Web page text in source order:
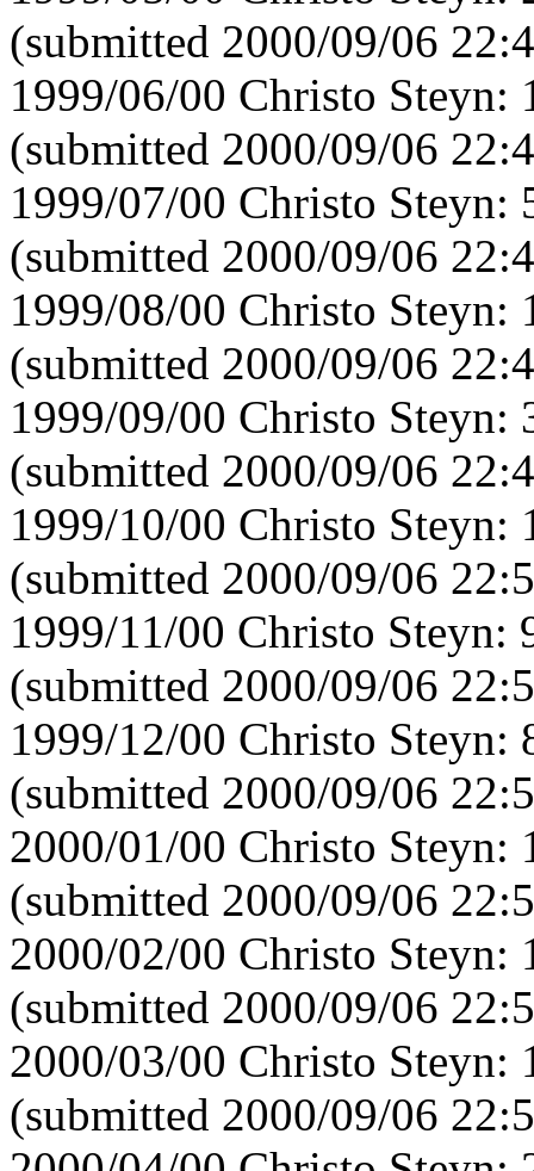
(submitted 2000/09/06
1999/06/00 Christo Steyn:
(submitted 2000/09/06
1999/07/00 Christo Steyn:
(submitted 2000/09/06
1999/08/00 Christo Steyn:
(submitted 2000/09/06
1999/09/00 Christo Steyn:
(submitted 2000/09/06
1999/10/00 Christo Steyn:
(submitted 2000/09/06
1999/11/00 Christo Steyn:
(submitted 2000/09/06
1999/12/00 Christo Steyn:
(submitted 2000/09/06
2000/01/00 Christo Steyn:
(submitted 2000/09/06
2000/02/00 Christo Steyn:
(submitted 2000/09/06
2000/03/00 Christo Steyn:
(submitted 2000/09/06